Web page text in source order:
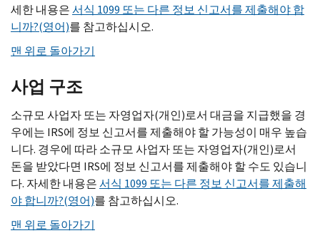
세한 내용은서식 1099 또는 다른 정보 신고서를 제출해야 합
니까?(영어)를 참고하십시오.
맨 위로 돌아가기
사업 구조
소규모 사업자 또는 자영업자(개인)로서 대금을 지급했을 경
우에는 IRS에 정보 신고서를 제출해야 할 가능성이 매우 높습
니다. 경우에 따라 소규모 사업자 또는 자영업자(개인)로서
돈을 받았다면 IRS에 정보 신고서를 제출해야 할 수도 있습니
다. 자세한 내용은서식 1099 또는 다른 정보 신고서를 제출해
야 합니까?(영어)를 참고하십시오.
맨 위로 돌아가기